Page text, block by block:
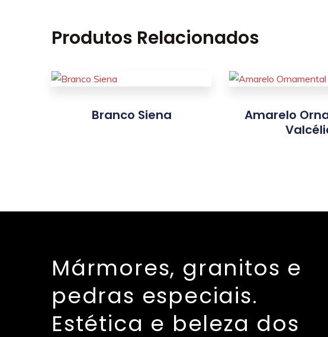
Produtos Relacionados
Branco Siena
Amarelo
Mármores, granitos e
pedras especiais.
Estética e beleza dos